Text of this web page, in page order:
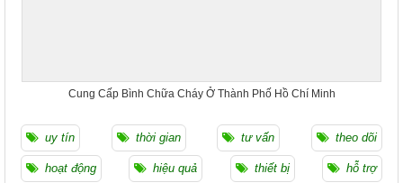
Cung Cấp Bình Chữa Cháy Ở Thành Phố Hồ Chí Minh
uy tín thời gian tư vấn theo dõi
hoạt động hiệu quả thiết bị hỗ trợ